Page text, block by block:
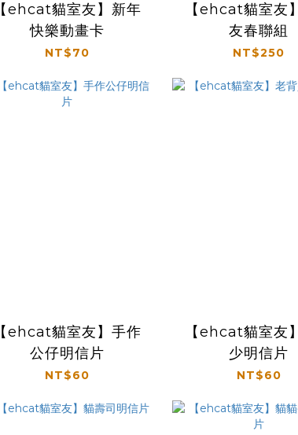
【ehcat貓室友】新年
快樂動畫卡
NT$70
【ehcat貓室友
友春聯組
NT$250
【ehcat貓室友】手作
公仔明信片
NT$60
【ehcat貓室友
少明信片
NT$60